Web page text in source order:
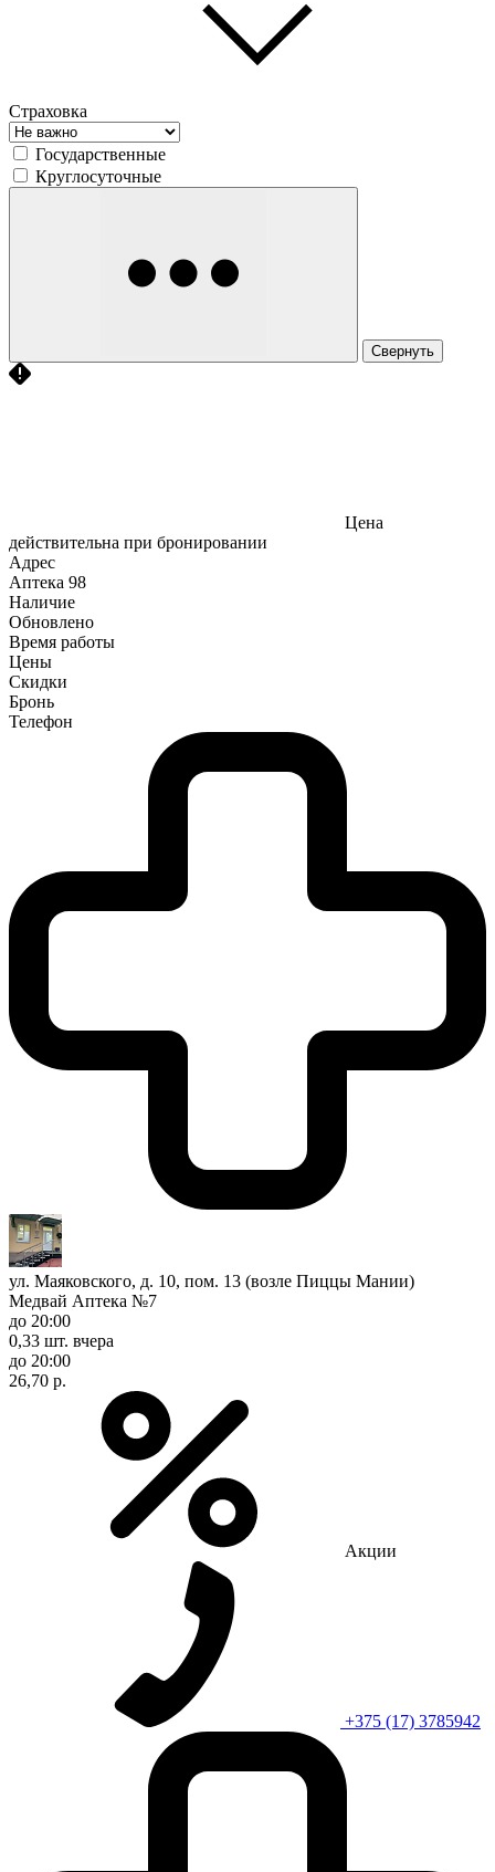
Страховка
Государственные
Круглосуточные
Свернуть
Цена
действительна при бронировании
Адрес
Аптека 98
Наличие
Обновлено
Время работы
Цены
Скидки
Бронь
Телефон
ул. Маяковского, д. 10, пом. 13 (возле Пиццы Мании)
Медвай Аптека №7
до 20:00
0,33 шт. вчера
до 20:00
26,70 р.
Акции
+375 (17) 3785942